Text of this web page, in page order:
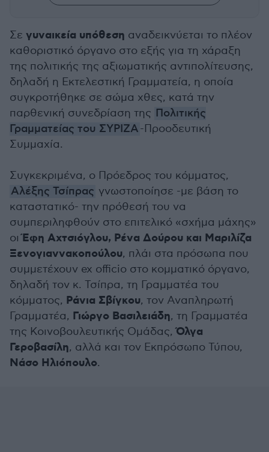
Σε γυναικεία υπόθεση αναδεικνύεται το πλέον
καθοριστικό όργανο στο εξής για τη χάραξη
της πολιτικής της αξιωματικής αντιπολίτευσης,
δηλαδή η Εκτελεστική Γραμματεία, η οποία
συγκροτήθηκε σε σώμα χθες, κατά την
παρθενική συνεδρίαση της Πολιτικής
Γραμματείας του ΣΥΡΙΖΑ-Προοδευτική
Συμμαχία.
Συγκεκριμένα, ο Πρόεδρος του κόμματος,
Αλέξης Τσίπρας γνωστοποίησε -με βάση το
καταστατικό- την πρόθεσή του να
συμπεριληφθούν στο επιτελικό «σχήμα μάχης»
οιΈφη Αχτσιόγλου, Ρένα Δούρου και Μαριλίζα
Ξενογιαννακοπούλου, πλάι στα πρόσωπα που
συμμετέχουν ex officio στο κομματικό όργανο,
δηλαδή τον κ. Τσίπρα, τη Γραμματέα του
κόμματος, Ράνια Σβίγκου, τον Αναπληρωτή
Γραμματέα, Γιώργο Βασιλειάδη, τη Γραμματέα
της Κοινοβουλευτικής Ομάδας,Όλγα
Γεροβασίλη, αλλά και τον Εκπρόσωπο Τύπου,
Νάσο Ηλιόπουλο.